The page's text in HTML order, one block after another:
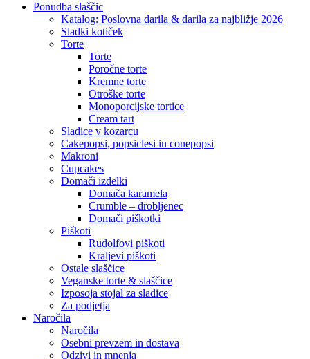
Ponudba slaščic
Katalog: Poslovna darila & darila za najbližje 2026
Sladki kotiček
Torte
Torte
Poročne torte
Kremne torte
Otroške torte
Monoporcijske tortice
Cream tart
Sladice v kozarcu
Cakepopsi, popsiclesi in conepopsi
Makroni
Cupcakes
Domači izdelki
Domača karamela
Crumble – drobljenec
Domači piškotki
Piškoti
Rudolfovi piškoti
Kraljevi piškoti
Ostale slaščice
Veganske torte & slaščice
Izposoja stojal za sladice
Za podjetja
Naročila
Naročila
Osebni prevzem in dostava
Odzivi in mnenja